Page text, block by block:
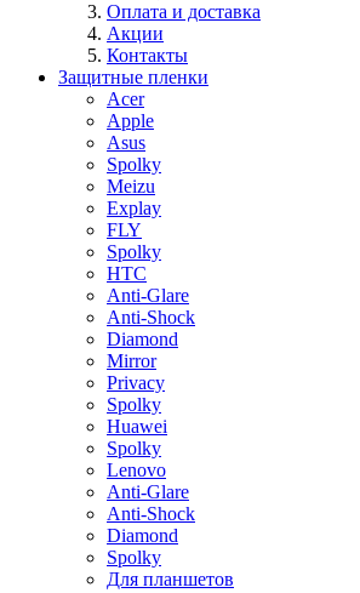
Оплата и доставка
Акции
Контакты
Защитные пленки
Acer
Apple
Asus
Spolky
Meizu
Explay
FLY
Spolky
HTC
Anti-Glare
Anti-Shock
Diamond
Mirror
Privacy
Spolky
Huawei
Spolky
Lenovo
Anti-Glare
Anti-Shock
Diamond
Spolky
Для планшетов